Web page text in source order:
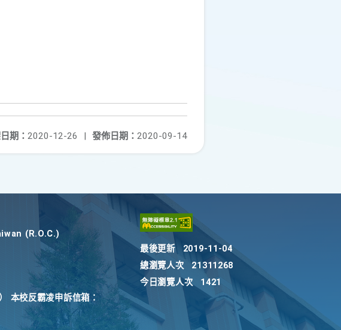
發佈日期： 2020-09-14
期： 2020-12-26 |
(R.O.C.)
本校反霸凌申訴信箱：
最後更新
2019-11-04
總瀏覽人次
21311268
今日瀏覽人次
1421